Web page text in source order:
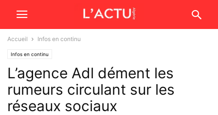
Accueil Infos en continu
Infos en continu
L’agence Adl dément les
rumeurs circulant sur les
réseaux sociaux